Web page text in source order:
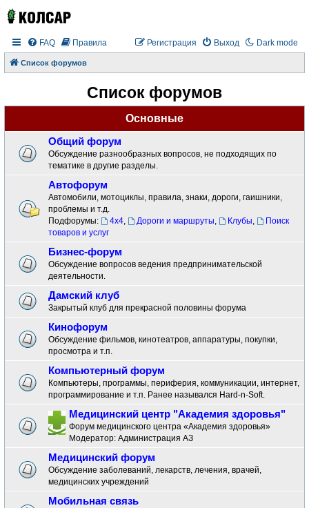
Dark mode
FAQ Правила Выход
Регистрация
Список форумов
Список форумов
Основные
Общий форум
Обсуждение разнообразных вопросов, не подходящих по
тематике в другие разделы.
Автофорум
Автомобили, мотоциклы, правила, знаки, дороги, гаишники,
проблемы и т.д.
Подфорумы:
4x4, Дороги и маршруты, Клубы,
Поиск
товаров и услуг
Бизнес-форум
Обсуждение вопросов ведения предпринимательской
деятельности.
Дамский клуб
Закрытый клуб для прекрасной половины форума
Кинофорум
Обсуждение фильмов, кинотеатров, аппаратуры, покупки,
просмотра и т.п.
Компьютерный форум
Компьютеры, программы, периферия, коммуникации, интернет,
программирование и т.п. Ранее назывался Hard-n-Soft.
Медицинский центр "Академия здоровья"
Форум медицинского центра «Академия здоровья»
Модератор: Администрация АЗ
Медицинский форум
Обсуждение заболеваний, лекарств, лечения, врачей,
медицинских учреждений
Мобильная связь